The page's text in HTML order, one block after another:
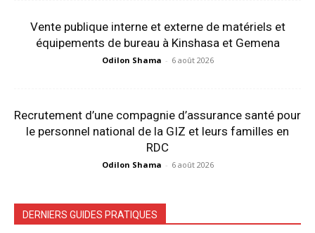
Vente publique interne et externe de matériels et
équipements de bureau à Kinshasa et Gemena
Odilon Shama - 6 août 2026
Recrutement d’une compagnie d’assurance santé pour
le personnel national de la GIZ et leurs familles en
RDC
Odilon Shama - 6 août 2026
DERNIERS GUIDES PRATIQUES